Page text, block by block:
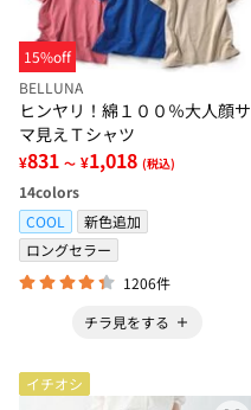
15%off
BELLUNA
ヒンヤリ！綿１００％大人顔サ
マ見えＴシャツ
¥831 ～ ¥1,018 (税込)
14colors
COOL
新色追加
ロングセラー
1206件
チラ見をする
イチオシ